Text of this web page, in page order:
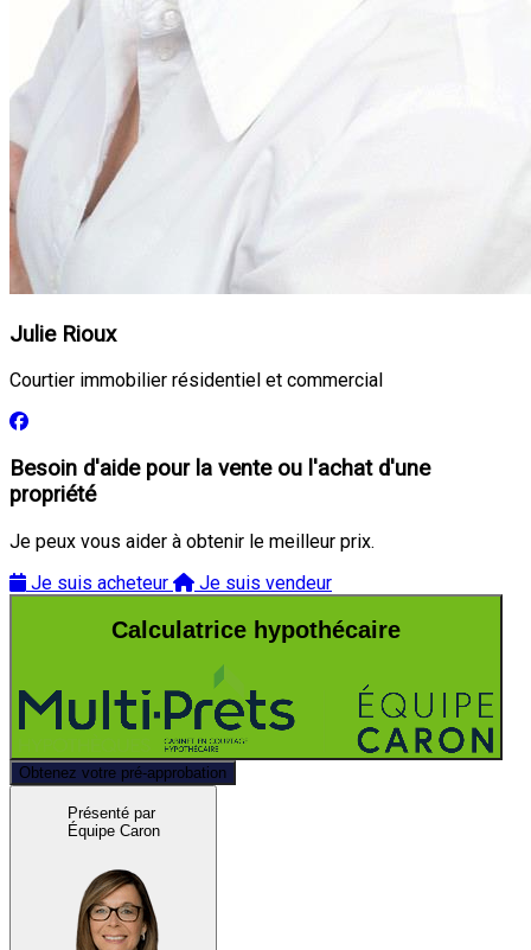
Julie Rioux
Courtier immobilier résidentiel et commercial
Besoin d'aide pour la vente ou l'achat d'une
propriété
Je peux vous aider à obtenir le meilleur prix.
Je suis acheteur
Je suis vendeur
Calculatrice hypothécaire
Obtenez votre pré-approbation
Présenté par
Équipe Caron